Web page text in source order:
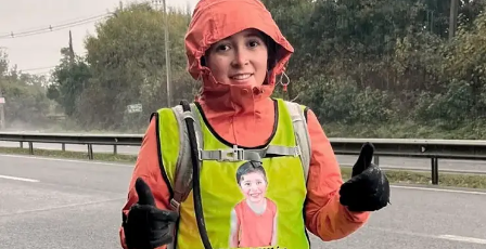
autoridad y mantenía vínculos con sectores políticos
locales, principalmente de derecha.
Pese a la gravedad a la gravedad de los hechos, no se
registraron declaraciones públicas de su partido ni
sanciones políticas posteriores.
buscamos es que esta fecha sea un feriado regional
permanente y se haga justicia con esta posesión
geopolítica que es tan importante”.
Recordemos que el 21 de Septiembre de 1883 se produjo
la Toma de Posesión del Estrecho de Magallanes, donde
el capitán Juan Guillermos y 23 tripulantes a bordo de la
Goleta de Guerra Ancud de la Armada tomaron posesión
de estas tierras patagónicas donde izaron la bandera
nacional declarando este territorio como parte de Chile.